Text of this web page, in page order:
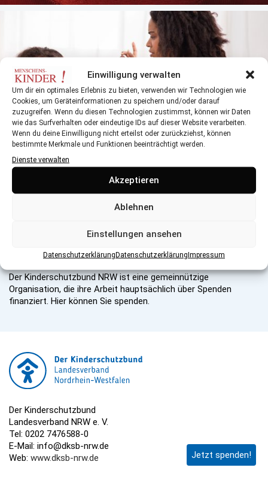
Einwilligung verwalten
Um dir ein optimales Erlebnis zu bieten, verwenden wir Technologien wie
Cookies, um Geräteinformationen zu speichern und/oder darauf
zuzugreifen. Wenn du diesen Technologien zustimmst, können wir Daten
wie das Surfverhalten oder eindeutige IDs auf dieser Website verarbeiten.
Wenn du deine Einwilligung nicht erteilst oder zurückziehst, können
bestimmte Merkmale und Funktionen beeinträchtigt werden.
Dienste verwalten
Akzeptieren
Ablehnen
Einstellungen ansehen
DatenschutzerklärungDatenschutzerklärungImpressum
„WIE KÖNNEN WIR DIE
STÄNDIGEN WUTANFÄLLE
AUSHALTEN?“
Tipps für Eltern mit Kindern in der Autonomiephase
Herausgeber:
Der Kinderschutzbund NRW ist eine gemeinnützige
Organisation, die ihre Arbeit hauptsächlich über Spenden
finanziert. Hier können Sie spenden.
Jetzt spenden!
Der Kinderschutzbund
Landesverband NRW e. V.
Tel: 0202 7476588-0
E-Mail: info@dksb-nrw.de
Web: www.dksb-nrw.de